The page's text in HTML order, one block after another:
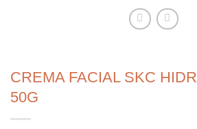
CREMA FACIAL SKC
50G